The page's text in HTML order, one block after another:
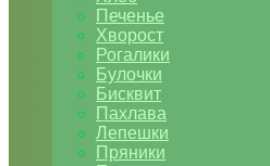
Печенье
Хворост
Рогалики
Булочки
Бисквит
Пахлава
Лепешки
Пряники